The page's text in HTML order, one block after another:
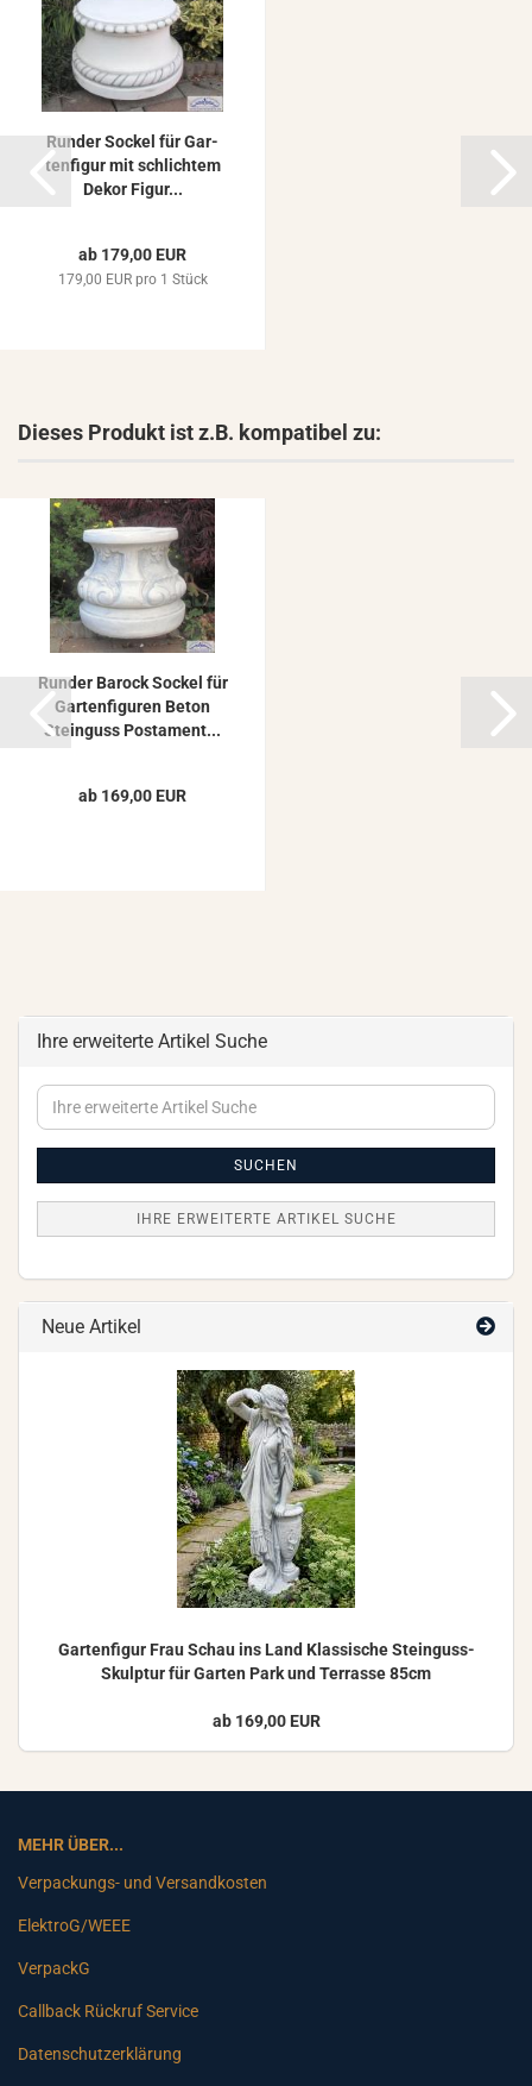
Run­der So­ckel für Gar­
ten­fi­gur mit schlich­tem
Dekor Figur...
ab 179,00 EUR
179,00 EUR pro 1 Stück
Dieses Produkt ist z.B. kompatibel zu:
Run­der Ba­rock So­ckel für
Gar­ten­fi­gu­ren Beton
Stein­guss Pos­ta­ment...
ab 169,00 EUR
Ihre erweiterte Artikel Suche
Ihre
erweiterte
SUCHEN
IHRE ERWEITERTE ARTIKEL SUCHE
Neue Artikel
Gar­ten­fi­gur Frau Schau ins Land Klas­si­sche Steinguss-​
Skulptur für Gar­ten Park und Ter­ras­se 85cm
ab 169,00 EUR
MEHR ÜBER...
Verpackungs- und Versandkosten
ElektroG/WEEE
VerpackG
Callback Rückruf Service
Datenschutzerklärung